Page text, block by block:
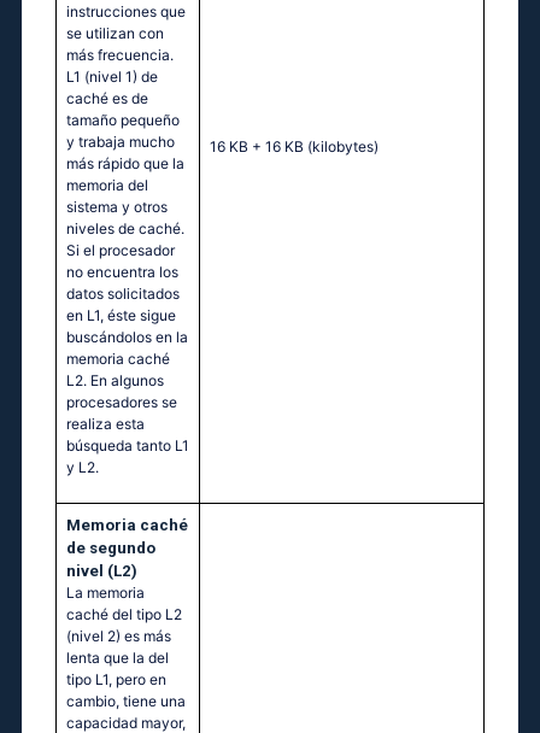
instrucciones que
se utilizan con
más frecuencia.
L1 (nivel 1) de
caché es de
tamaño pequeño
y trabaja mucho
más rápido que la
memoria del
sistema y otros
niveles de caché.
Si el procesador
no encuentra los
datos solicitados
en L1, éste sigue
buscándolos en la
memoria caché
L2. En algunos
procesadores se
realiza esta
búsqueda tanto L1
y L2.
16 KB + 16 KB (kilobytes)
Memoria caché
de segundo
nivel (L2)
La memoria
caché del tipo L2
(nivel 2) es más
lenta que la del
tipo L1, pero en
cambio, tiene una
capacidad mayor,